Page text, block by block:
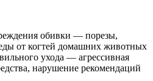
обивки — порезы,
от когтей домашних животных
ухода — агрессивная
нарушение рекомендаций